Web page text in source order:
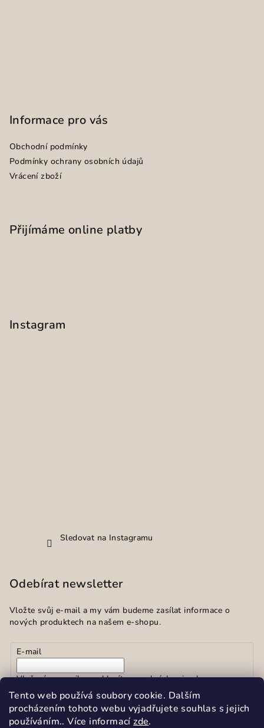
Tento web používá soubory cookie. Dalším
procházením tohoto webu vyjadřujete souhlas s jejich
používáním.. Více informacízde.
Informace pro vás
Obchodní podmínky
Podmínky ochrany osobních údajů
Vrácení zboží
Přijímáme online platby
Instagram
Sledovat na Instagramu
Odebírat newsletter
Vložte svůj e-mail a my vám budeme zasílat informace o
nových produktech na našem e-shopu.
E-mail
Vložením e-mailu souhlasíte spodmínkami ochrany
osobních údajů
Přihlásit se